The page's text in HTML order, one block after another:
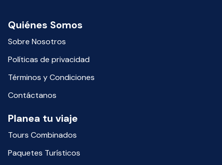
Quiénes Somos
Sobre Nosotros
Políticas de privacidad
Términos y Condiciones
Contáctanos
Planea tu viaje
Tours Combinados
Paquetes Turísticos